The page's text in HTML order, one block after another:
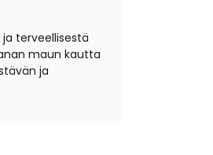
terveellisestä
maun kautta
ja